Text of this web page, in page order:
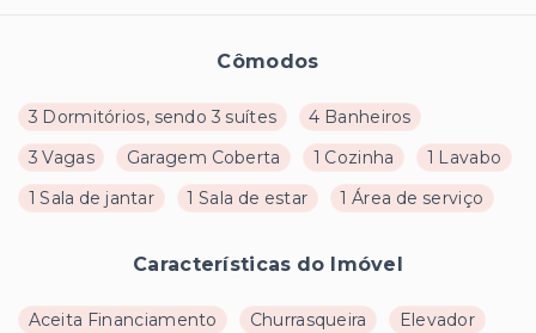
Cômodos
3 Dormitórios, sendo 3 suítes
4 Banheiros
3 Vagas
Garagem Coberta 1 Cozinha
1 Lavabo
1 Sala de jantar
1 Sala de estar 1 Área de serviço
Características do Imóvel
Aceita Financiamento Churrasqueira
Elevador